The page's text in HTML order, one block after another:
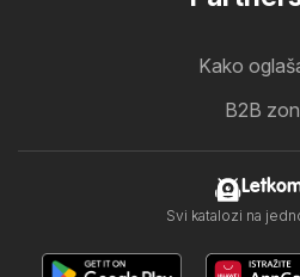
Kako
B2B
Svi katalozi na